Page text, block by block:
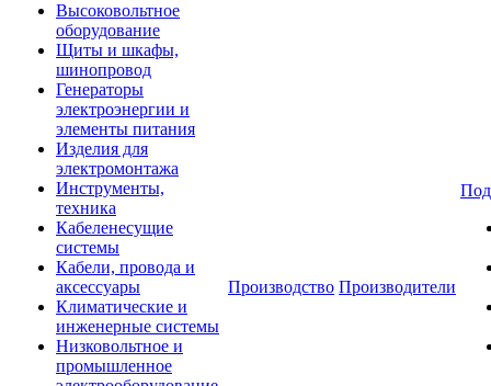
Высоковольтное
оборудование
Щиты и шкафы,
шинопровод
Генераторы
электроэнергии и
элементы питания
Изделия для
электромонтажа
Инструменты,
техника
Кабеленесущие
системы
Кабели, провода и
аксессуары
Климатические и
инженерные системы
Низковольтное и
промышленное
Производство Производители